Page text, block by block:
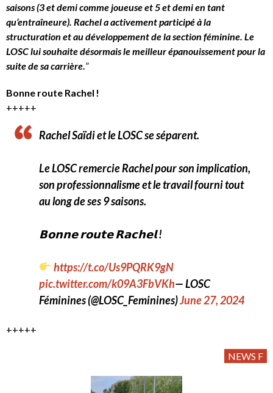
saisons (3 et demi comme joueuse et 5 et demi en tant
qu’entraîneure). Rachel a activement participé à la
structuration et au développement de la section féminine. Le
LOSC lui souhaite désormais le meilleur épanouissement pour la
suite de sa carrière.”
Bonne route Rachel !
+++++
Rachel Saïdi et le LOSC se séparent.
Le LOSC remercie Rachel pour son implication,
son professionnalisme et le travail fourni tout
au long de ses 9 saisons.
𝗕𝗼𝗻𝗻𝗲 𝗿𝗼𝘂𝘁𝗲 𝗥𝗮𝗰𝗵𝗲𝗹 !
https://t.co/Us9PQRK9gN
pic.twitter.com/k09A3FbVKh— LOSC
Féminines (@LOSC_Feminines)June 27, 2024
+++++
NEWS F